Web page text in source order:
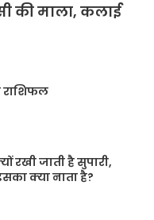
की माला, कलाई
राशिफल
रखी जाती है सुपारी,
क्या नाता है?